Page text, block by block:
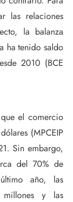
las relaciones
la balanza
ha tenido saldo
2010 (BCE
el comercio
(MPCEIP
Sin embargo,
del 70% de
año, las
millones y las